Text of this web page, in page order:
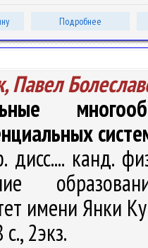
Подробнее
Павел
дисс.... канд.
имени Янки
2экз.